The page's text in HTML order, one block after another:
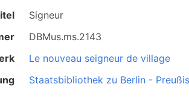
Signeur
DBMus.ms.2143
Le nouveau seigneur de village
Staatsbibliothek zu Berlin -